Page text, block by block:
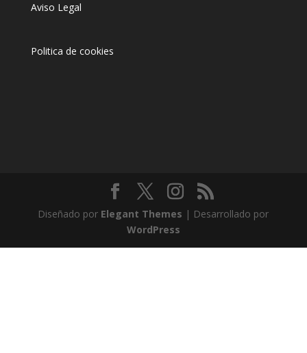
Aviso Legal
Politica de cookies
Diseñado por Elegant Themes | Desarrollado por
WordPress